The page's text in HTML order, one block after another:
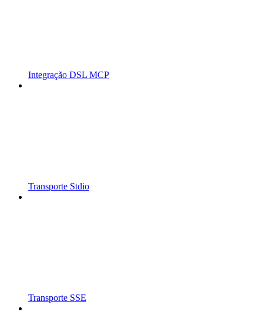
Integração DSL MCP
Transporte Stdio
Transporte SSE